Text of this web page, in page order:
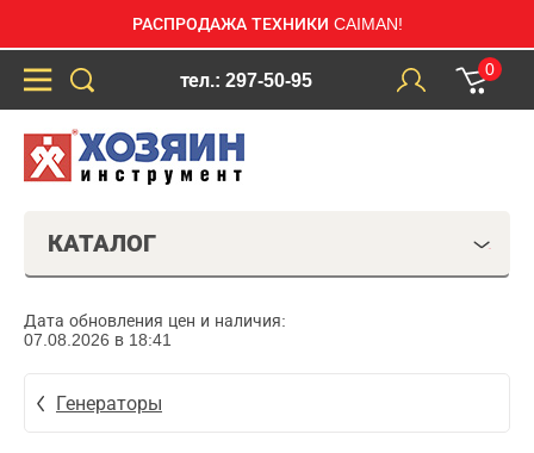
РАСПРОДАЖА ТЕХНИКИ CAIMAN!
тел.: 297-50-95
0
КАТАЛОГ
Дата обновления цен и наличия:
07.08.2026 в 18:41
Генераторы